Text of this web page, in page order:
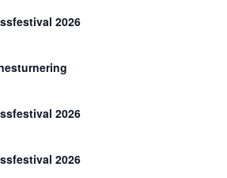
2026
2026
2026